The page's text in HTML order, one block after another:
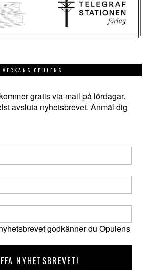
VECKANS OPULENS
gratis via mail på lördagar.
avsluta nyhetsbrevet. Anmäl dig
godkänner du Opulens